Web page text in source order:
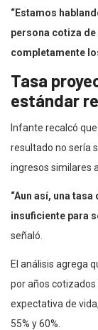
“Estamos
persona cotiza de
completamente
Tasa
estándar
Infante recalcó
resultado no sería
ingresos similares
“Aun así, una
insuficiente para
señaló.
El análisis agrega
por años
expectativa de
55% y 60%.